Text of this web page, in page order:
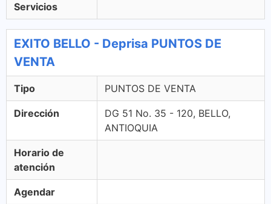
Servicios
EXITO BELLO - Deprisa PUNTOS DE
VENTA
Tipo PUNTOS DE VENTA
Dirección
DG 51 No. 35 - 120, BELLO,
ANTIOQUIA
Horario de
atención
Agendar